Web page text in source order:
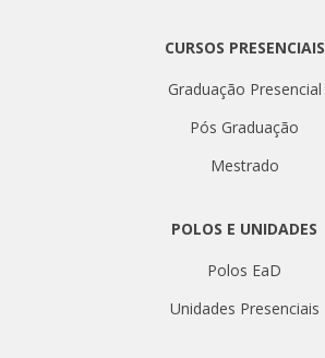
CURSOS PRESENCIAIS
Graduação Presencial
Pós Graduação
Mestrado
POLOS E UNIDADES
Polos EaD
Unidades Presenciais